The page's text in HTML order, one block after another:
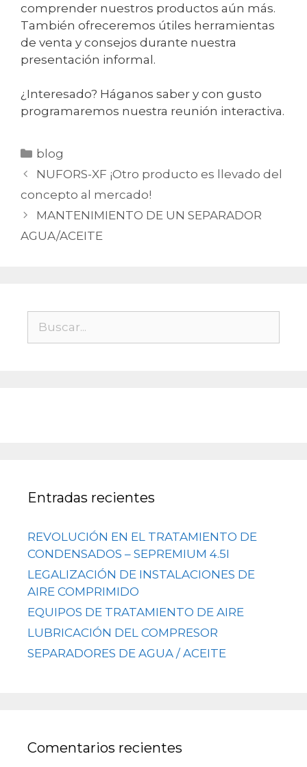
comprender nuestros productos aún más.
También ofreceremos útiles herramientas
de venta y consejos durante nuestra
presentación informal.
¿Interesado? Háganos saber y con gusto
programaremos nuestra reunión interactiva.
Categorías
blog
NUFORS-XF ¡Otro producto es llevado del
concepto al mercado!
MANTENIMIENTO DE UN SEPARADOR
AGUA/ACEITE
Entradas recientes
REVOLUCIÓN EN EL TRATAMIENTO DE
CONDENSADOS – SEPREMIUM 4.5I
LEGALIZACIÓN DE INSTALACIONES DE
AIRE COMPRIMIDO
EQUIPOS DE TRATAMIENTO DE AIRE
LUBRICACIÓN DEL COMPRESOR
SEPARADORES DE AGUA / ACEITE
Comentarios recientes